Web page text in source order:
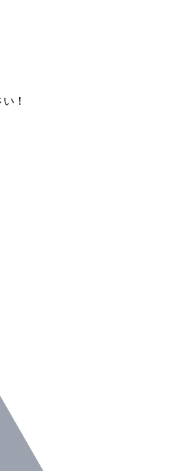
！